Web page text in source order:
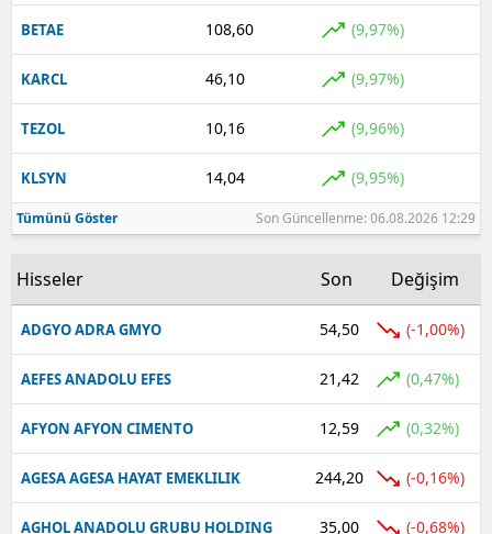
Kırıkkale
Şırnak
Bartın
Ardahan
Yalova
Karabük
Kilis
Osmaniye
Düzce
BETAE 108,60 (9,97%)
KARCL 46,10 (9,97%)
TEZOL 10,16 (9,96%)
KLSYN 14,04 (9,95%)
Tümünü Göster Son Güncellenme: 06.08.2026 12:29
Hisseler Son Değişim
ADGYO ADRA GMYO 54,50 (-1,00%)
AEFES ANADOLU EFES 21,42 (0,47%)
AFYON AFYON CIMENTO 12,59 (0,32%)
AGESA AGESA HAYAT EMEKLILIK 244,20 (-0,16%)
AGHOL ANADOLU GRUBU HOLDING 35,00 (-0,68%)